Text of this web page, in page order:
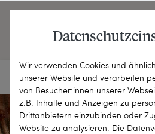
OPEN ENGLISH
Wir verwenden Cookies und
unserer Website und verarbeiten
von Besucher:innen unserer
z.B. Inhalte und Anzeigen zu
Drittanbietern einzubinden oder
Website zu analysieren. Die